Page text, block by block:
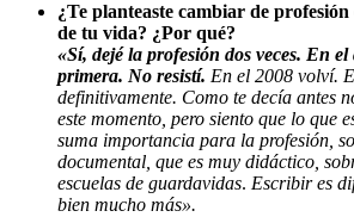
¿Te planteaste cambiar de
de tu vida? ¿Por qué?
«Sí, dejé la profesión dos veces. En
primera. No resistí. En el 2008 volví.
definitivamente. Como te decía antes
este momento, pero siento que lo que
suma importancia para la profesión,
documental, que es muy didáctico,
escuelas de guardavidas. Escribir es
bien mucho más».